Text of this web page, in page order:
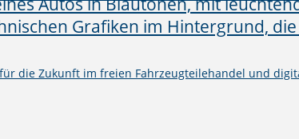
die Zukunft im freien Fahrzeugteilehandel und